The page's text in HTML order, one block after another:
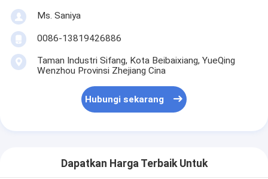
Ms. Saniya
0086-13819426886
Taman Industri Sifang, Kota Beibaixiang, YueQing
Wenzhou Provinsi Zhejiang Cina
Hubungi sekarang
Dapatkan Harga Terbaik Untuk